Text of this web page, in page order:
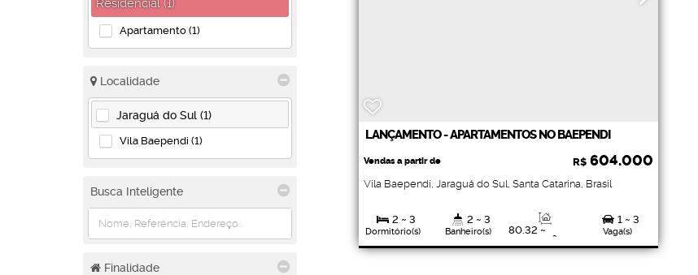
Residencial (1)
Apartamento (1)
Localidade
Jaraguá do Sul (1)
Vila Baependi (1)
Busca Inteligente
Finalidade
LANÇAMENTO - APARTAMENTOS NO BAEPENDI
R$ 604.000
Vendas a partir de
Vila Baependi, Jaraguá do Sul, Santa Catarina, Brasil
2 ~ 3
Dormitório(s)
2 ~ 3
Banheiro(s)
Privativo:
80.32 ~
m²
1
Suíte(s)
1 ~ 3
Vaga(s)